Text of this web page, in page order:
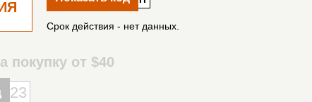
Срок действия - нет данных.
покупку от $40
23